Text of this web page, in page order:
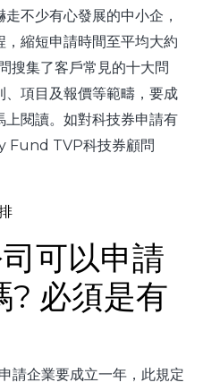
不少有心發展的中小企，
縮短申請時間至平均大約
搜集了客戶常見的十大問
項目及報價等範疇，要成
上閱讀。如對科技券申請有
Fund TVP科技券顧問
可以申請
? 必須是有
請企業要成立一年，此規定